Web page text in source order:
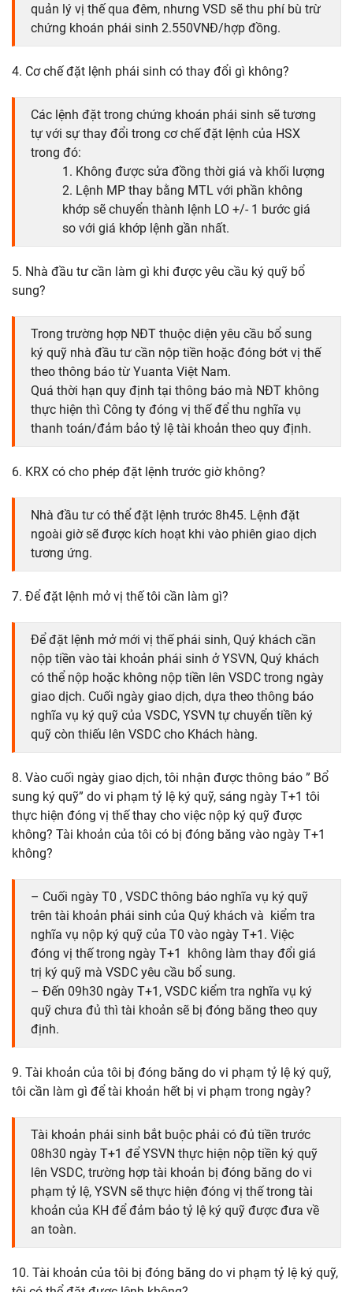
quản lý vị thế qua đêm, nhưng VSD sẽ thu phí bù trừ
chứng khoán phái sinh 2.550VNĐ/hợp đồng.
4. Cơ chế đặt lệnh phái sinh có thay đổi gì không?
Các lệnh đặt trong chứng khoán phái sinh sẽ tương
tự với sự thay đổi trong cơ chế đặt lệnh của HSX
trong đó:
1. Không được sửa đồng thời giá và khối lượng
2. Lệnh MP thay bằng MTL với phần không
khớp sẽ chuyển thành lệnh LO +/- 1 bước giá
so với giá khớp lệnh gần nhất.
5. Nhà đầu tư cần làm gì khi được yêu cầu ký quỹ bổ
sung?
Trong trường hợp NĐT thuộc diện yêu cầu bổ sung
ký quỹ nhà đầu tư cần nộp tiền hoặc đóng bớt vị thế
theo thông báo từ Yuanta Việt Nam.
Quá thời hạn quy định tại thông báo mà NĐT không
thực hiện thì Công ty đóng vị thế để thu nghĩa vụ
thanh toán/đảm bảo tỷ lệ tài khoản theo quy định.
6. KRX có cho phép đặt lệnh trước giờ không?
Nhà đầu tư có thể đặt lệnh trước 8h45. Lệnh đặt
ngoài giờ sẽ được kích hoạt khi vào phiên giao dịch
tương ứng.
7. Để đặt lệnh mở vị thế tôi cần làm gì?
Để đặt lệnh mở mới vị thế phái sinh, Quý khách cần
nộp tiền vào tài khoản phái sinh ở YSVN, Quý khách
có thể nộp hoặc không nộp tiền lên VSDC trong ngày
giao dịch. Cuối ngày giao dịch, dựa theo thông báo
nghĩa vụ ký quỹ của VSDC, YSVN tự chuyển tiền ký
quỹ còn thiếu lên VSDC cho Khách hàng.
8. Vào cuối ngày giao dịch, tôi nhận được thông báo ” Bổ
sung ký quỹ” do vi phạm tỷ lệ ký quỹ, sáng ngày T+1 tôi
thực hiện đóng vị thế thay cho việc nộp ký quỹ được
không? Tài khoản của tôi có bị đóng băng vào ngày T+1
không?
– Cuối ngày T0 , VSDC thông báo nghĩa vụ ký quỹ
trên tài khoản phái sinh của Quý khách và kiểm tra
nghĩa vụ nộp ký quỹ của T0 vào ngày T+1. Việc
đóng vị thế trong ngày T+1 không làm thay đổi giá
trị ký quỹ mà VSDC yêu cầu bổ sung.
– Đến 09h30 ngày T+1, VSDC kiểm tra nghĩa vụ ký
quỹ chưa đủ thì tài khoản sẽ bị đóng băng theo quy
định.
9. Tài khoản của tôi bị đóng băng do vi phạm tỷ lệ ký quỹ,
tôi cần làm gì để tài khoản hết bị vi phạm trong ngày?
Tài khoản phái sinh bắt buộc phải có đủ tiền trước
08h30 ngày T+1 để YSVN thực hiện nộp tiền ký quỹ
lên VSDC, trường hợp tài khoản bị đóng băng do vi
phạm tỷ lệ, YSVN sẽ thực hiện đóng vị thế trong tài
khoản của KH để đảm bảo tỷ lệ ký quỹ được đưa về
an toàn.
10. Tài khoản của tôi bị đóng băng do vi phạm tỷ lệ ký quỹ,